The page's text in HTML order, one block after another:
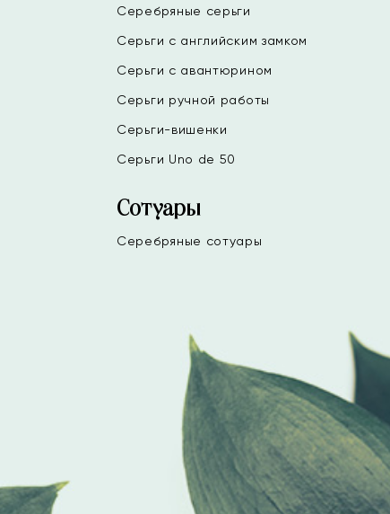
Серебряные серьги
Серьги с английским замком
Серьги с авантюрином
Серьги ручной работы
Серьги-вишенки
Серьги Uno de 50
Сотуары
Серебряные сотуары